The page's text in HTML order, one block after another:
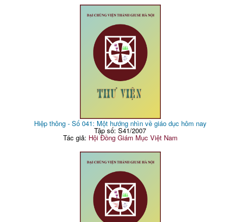
Danh xưng Gioan Phaolô II - Gm. Giuse Vũ Duy Thống
ĐGP II trong mắt ai - Lm. Phaolô Nguyễn Thái Hợp, O.P
Những điểm nhấn trong giáo huấn cảu Đức Gioan Phaolô II - Lm.
Gioan Phaolô II, vị Giáo Hoàng của Đức Mẹ
Một chút suy tư với Mẹ Têrêxa Calcutta
Chương trình chuyến viếng thăm HĐGM HK
Vài nét về đất nước và con người Hoa Kỳ - Lm. Ant. Nguyễn Ngọc
Lòng tin ở HK - Jeffery L.Sheler&Dan Gilgof
Các tôn giáo tại HK - P.X Trần Bá Nguyệt
Sinh hoạt của GH toàn cầu
Sinh hoạt của GH Việt Nam
Sinh hoạt của UB Giám mục: Biên bản họp UB Giáo dân
Thánh Thể: ánh sáng và sự sống cảu ngàn năm mới (tt)
Tòa Thánh nghĩ gì... hợp thức hóa H phối giữa 2 người đồng giới-
Của ban Tôn giáo Chính phủ về việc mở lớp ngắn hạn cho chúng
Hiệp thông - Số 041: Một hướng nhìn về giáo dục hôm nay
Tập số: S41/2007
Tác giả: Hội Đồng Giám Mục Việt Nam